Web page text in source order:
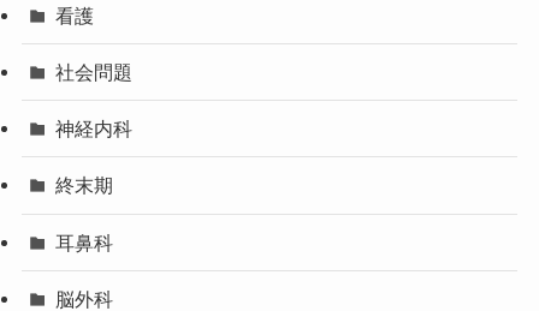
看護
社会問題
神経内科
終末期
耳鼻科
脳外科